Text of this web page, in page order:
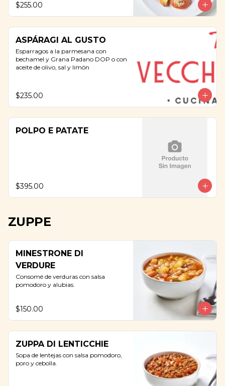
$255.00
ASPÁRAGI AL GUSTO
Esparragos a la parmesana con
bechamel y Grana Padano DOP o con
aceite de olivo, sal y limón
$235.00
POLPO E PATATE
$395.00
ZUPPE
MINESTRONE DI
VERDURE
Consomé de verduras con salsa
pomodoro y alubias.
$150.00
ZUPPA DI LENTICCHIE
Sopa de lentejas con salsa pomodoro,
poro y cebolla.